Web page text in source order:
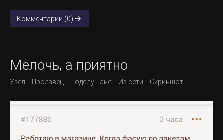
Комментарии (0)
Мелочь, а приятно
Узел Продавец Подслушано Из сети Скриншот